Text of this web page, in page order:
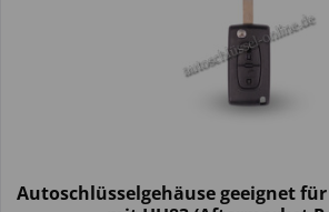
Autoschlüsselgehäuse geeignet